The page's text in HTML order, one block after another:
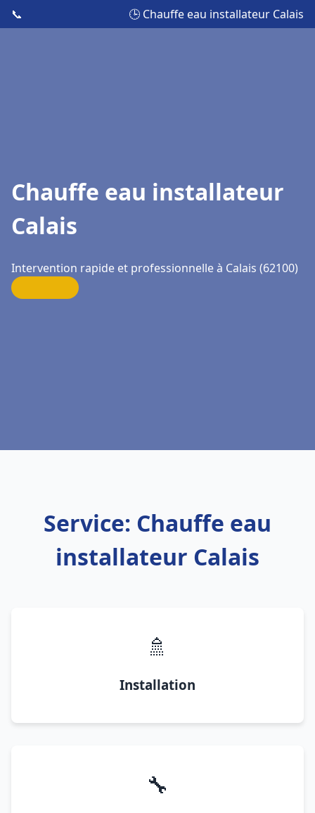
📞 🕒 Chauffe eau installateur Calais
Chauffe eau installateur
Calais
Intervention rapide et professionnelle à Calais (62100)
Service: Chauffe eau
installateur Calais
🚿
Installation
🔧